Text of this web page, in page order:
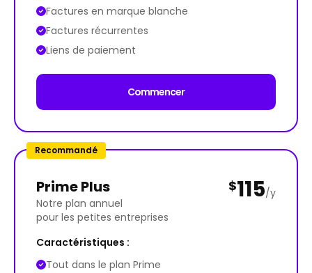
Factures en marque blanche
Factures récurrentes
Liens de paiement
Commencer
Recommandé
Prime Plus
Notre plan annuel
pour les petites entreprises
$115/y
Caractéristiques :
Tout dans le plan Prime